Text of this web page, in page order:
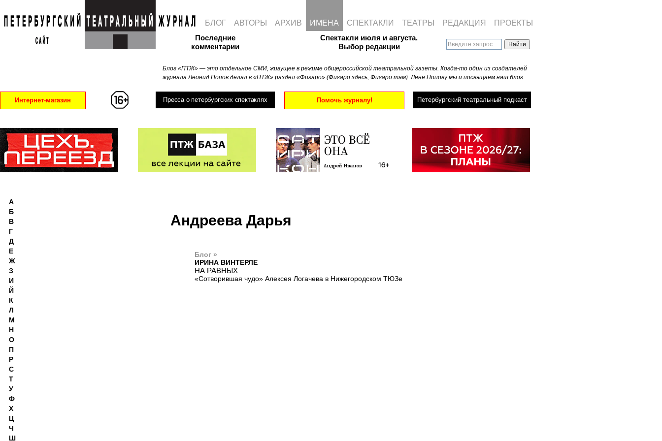
Последние
комментарии
Блог «ПТЖ» — это отдельное СМИ, живущее в режиме общероссийской театральной газеты. Когда-то один из создателей
журнала Леонид Попов делал в «ПТЖ» раздел «Фигаро» (Фигаро здесь, Фигаро там). Лене Попову мы и посвящаем наш блог.
Спектакли июля и августа.
Выбор редакции
Интернет-магазин Пресса о петербургских спектаклях Помочь журналу! Петербургский театральный подкаст
БЛОГ АВТОРЫ АРХИВ ИМЕНА СПЕКТАКЛИ ТЕАТРЫ РЕДАКЦИЯ ПРОЕКТЫ
Андреева Дарья
Блог »
ИРИНА ВИНТЕРЛЕ
НА РАВНЫХ
«Сотворившая чудо» Алексея Логачева в Нижегородском ТЮЗе
А
Б
В
Г
Д
Е
Ж
З
И
Й
К
Л
М
Н
О
П
Р
С
Т
У
Ф
Х
Ц
Ч
Ш